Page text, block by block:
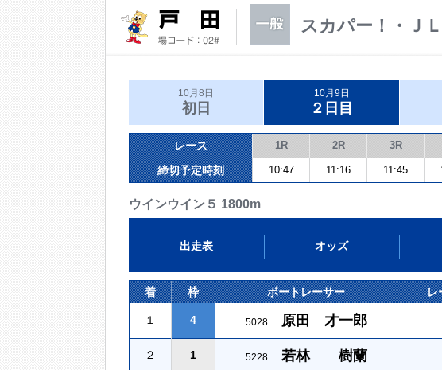
スカパー！・Ｊ
10月8日
初日
10月9日
２日目
レース 1R 2R 3R
締切予定時刻 10:47 11:16 11:45
ウインウイン５ 1800m
出走表 オッズ
着 枠 ボートレーサー レ
１ 4 5028 原田 才一郎
２ 1 5228 若林 樹蘭